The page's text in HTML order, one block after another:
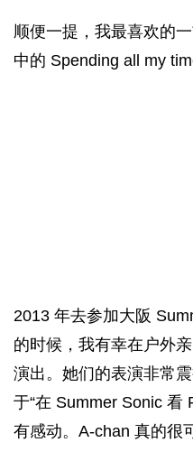
顺便一提，我最喜欢的
中的 Spending all my
2013 年去参加大阪
的时候，我有幸在户外
演出。她们的表演非常
于“在 Summer Sonic 看
有感动。A-chan 真的很